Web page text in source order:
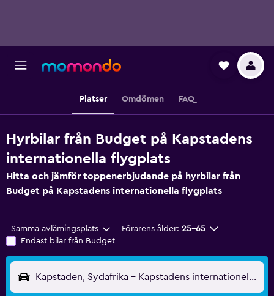
Platser Omdömen FAQ
Hyrbilar från Budget på Kapstadens
internationella flygplats
Hitta och jämför toppenerbjudande på hyrbilar från
Budget på Kapstadens internationella flygplats
Samma avlämingsplats Förarens ålder: 25-65
Endast bilar från Budget
Kapstaden, Sydafrika - Kapstadens internationella (CPT)